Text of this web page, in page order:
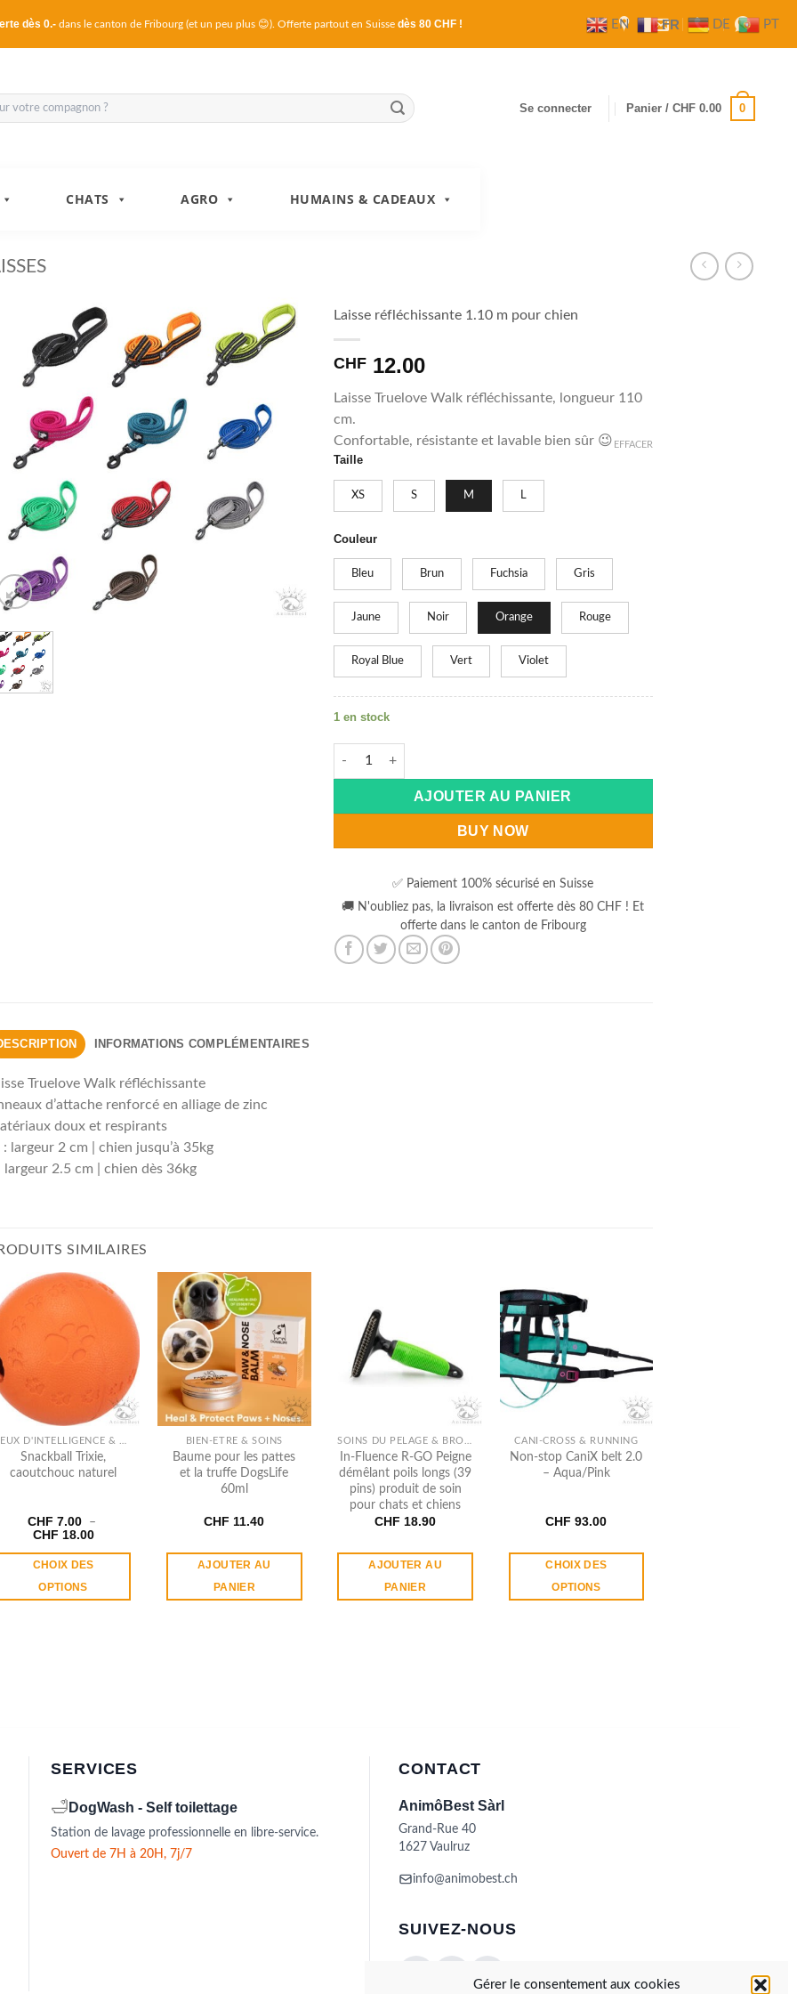
Gérer le consentement aux cookies
dès 0.- dans le canton de Fribourg (et un peu plus 😊). Offerte partout en Suisse dès 80 CHF !
Se connecter Panier / CHF0.00 0
CHATS AGRO HUMAINS & CADEAUX
Laisse réfléchissante 1.10 m pour chien
CHF12.00
Laisse Truelove Walk réfléchissante, longueur 110
cm.
Confortable, résistante et lavable bien sûr 😉
Taille
XS S M L
Couleur
Bleu Brun Fuchsia Gris
Jaune Noir Orange Rouge
Royal Blue Vert Violet
EFFACER
1 en stock
AJOUTER AU PANIER
BUY NOW
Alternative:
✅ Paiement 100% sécurisé en Suisse
🚚 N'oubliez pas, la livraison est offerte dès 80 CHF ! Et
offerte dans le canton de Fribourg
INFORMATIONS COMPLÉMENTAIRES
Truelove Walk réfléchissante
d’attache renforcé en alliage de zinc
doux et respirants
: largeur 2 cm | chien jusqu’à 35kg
largeur 2.5 cm | chien dès 36kg
SIMILAIRES
Snackball Trixie,
caoutchouc naturel
CHF 7.00 –
CHF 18.00Plage
prix :
CHF 7.00
CHF 18.00
CHOIX DES
OPTIONS
choisies
sur
la
page
du
BIEN-ÊTRE & SOINS
Baume pour les pattes
et la truffe DogsLife
60ml
CHF 11.40
AJOUTER AU
PANIER
In​-​Fluence R​-​GO Peigne
démêlant poils longs (39
pins) produit de soin
pour chats et chiens
CHF 18.90
AJOUTER AU
PANIER
CANI-CROSS & RUNNING
Non-stop CaniX belt 2.0
– Aqua/Pink
CHF 93.00
CHOIX DES
OPTIONS
SERVICES
🛁 DogWash - Self toilettage
Station de lavage professionnelle en libre-service.
Ouvert de 7H à 20H, 7j/7
CONTACT
AnimôBest Sàrl
Grand-Rue 40
1627 Vaulruz
info@animobest.ch
SUIVEZ-NOUS
EN FR DE PT